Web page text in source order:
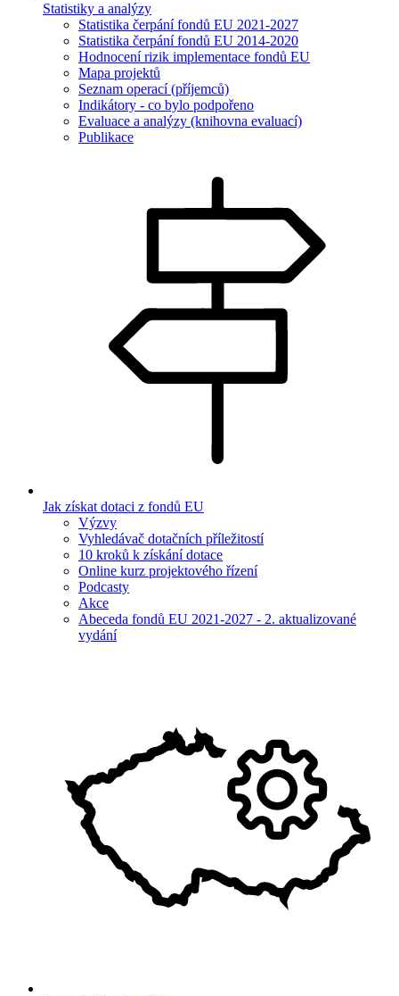
Statistiky a analýzy
Statistika čerpání fondů EU 2021-2027
Statistika čerpání fondů EU 2014-2020
Hodnocení rizik implementace fondů EU
Mapa projektů
Seznam operací (příjemců)
Indikátory - co bylo podpořeno
Evaluace a analýzy (knihovna evaluací)
Publikace
Jak získat dotaci z fondů EU
Výzvy
Vyhledávač dotačních příležitostí
10 kroků k získání dotace
Online kurz projektového řízení
Podcasty
Akce
Abeceda fondů EU 2021-2027 - 2. aktualizované
vydání